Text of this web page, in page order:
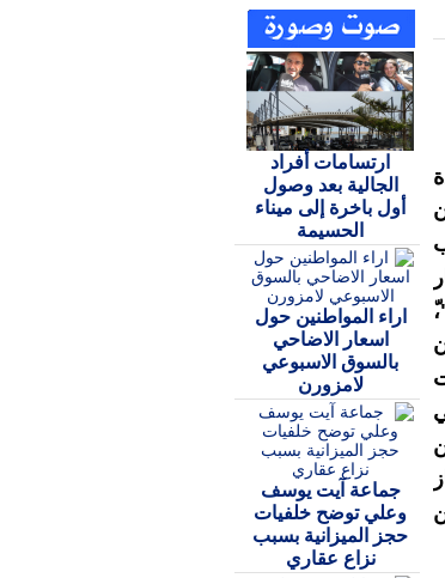
ارتسامات أفراد
الجالية بعد وصول
أول باخرة إلى ميناء
الحسيمة
اراء المواطنين حول
اسعار الاضاحي
بالسوق الاسبوعي
لامزورن
جماعة آيت يوسف
وعلي توضح خلفيات
حجز الميزانية بسبب
نزاع عقاري